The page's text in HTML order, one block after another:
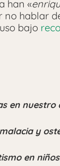
han «
no hablar
bajo
en
y
en